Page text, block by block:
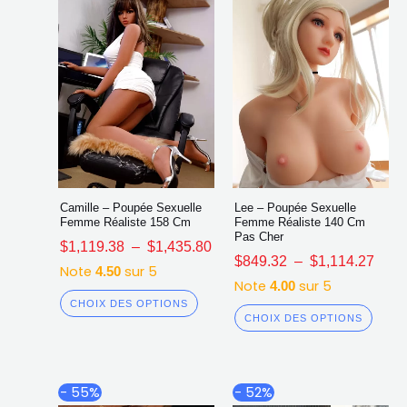
Camille – Poupée Sexuelle
Femme Réaliste 158 Cm
$1,119.38 – $1,435.80
Note 4.50sur 5
CHOIX DES OPTIONS
choisies
la
page
produit
Lee – Poupée Sexuelle
Femme Réaliste 140 Cm
Pas Cher
$849.32 – $1,114.27
Note 4.00sur 5
CHOIX DES OPTIONS
sur
la
page
du
- 55%
Plage- 52%